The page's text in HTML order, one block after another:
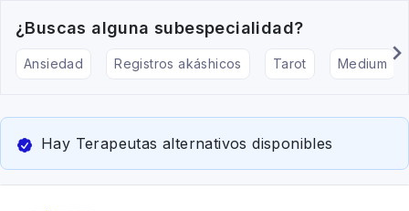
¿Buscas alguna subespecialidad?
Ansiedad Registros akáshicos Tarot Medium
Hay Terapeutas alternativos disponibles